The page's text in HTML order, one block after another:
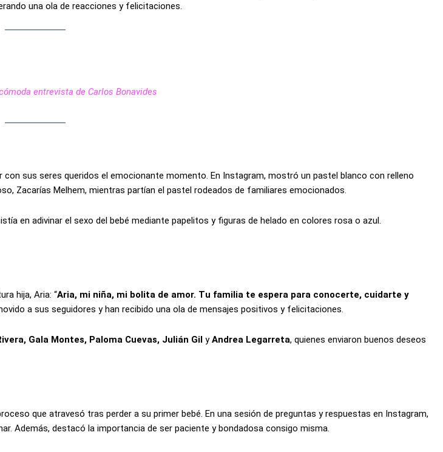
una ola de reacciones y felicitaciones.
entrevista de Carlos Bonavides
con sus seres queridos el emocionante momento. En Instagram, mostró un pastel blanco con relleno
Zacarías Melhem, mientras partían el pastel rodeados de familiares emocionados.
en adivinar el sexo del bebé mediante papelitos y figuras de helado en colores rosa o azul.
hija, Aria: “Aria, mi niña, mi bolita de amor. Tu familia te espera para conocerte, cuidarte y
a sus seguidores y han recibido una ola de mensajes positivos y felicitaciones.
Gala Montes, Paloma Cuevas, Julián Gil yAndrea Legarreta, quienes enviaron buenos deseos
que atravesó tras perder a su primer bebé. En una sesión de preguntas y respuestas en Instagram,
Además, destacó la importancia de ser paciente y bondadosa consigo misma.